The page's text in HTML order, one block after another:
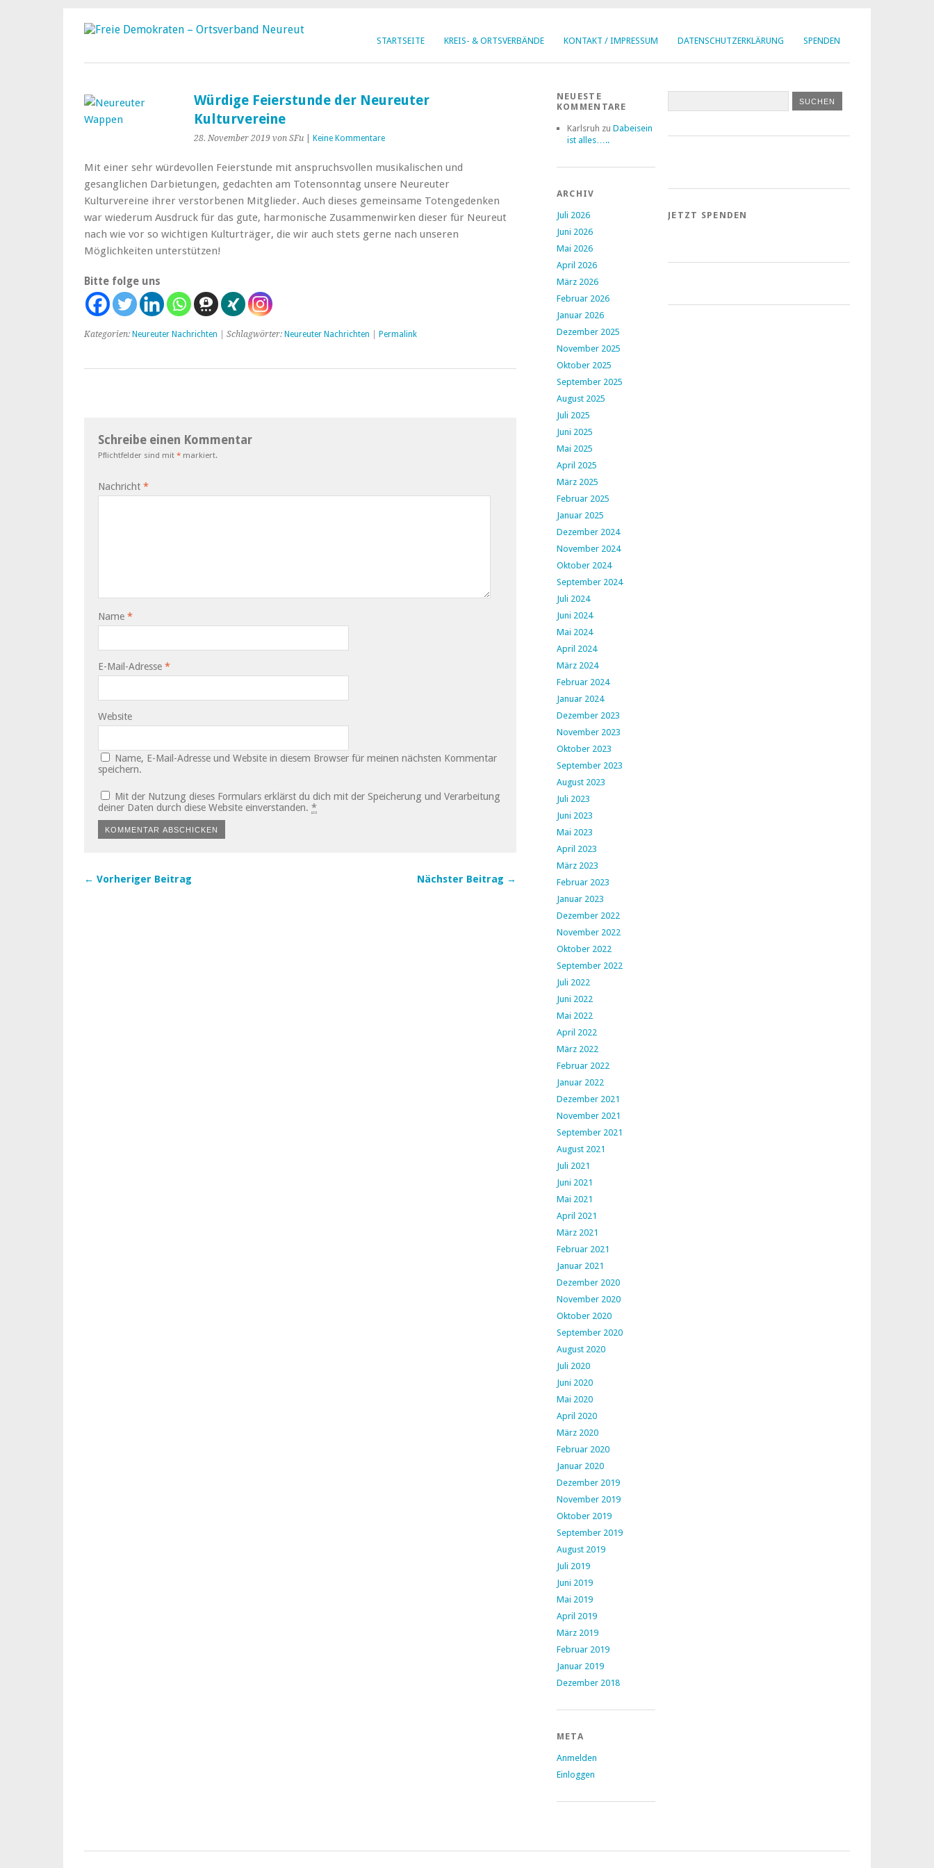
STARTSEITE KREIS- & ORTSVERBÄNDE KONTAKT / IMPRESSUM DATENSCHUTZERKLÄRUNG SPENDEN
Würdige Feierstunde der Neureuter
Kulturvereine
28. November 2019 von SFu| Keine Kommentare
Mit einer sehr würdevollen Feierstunde mit anspruchsvollen musikalischen und
gesanglichen Darbietungen, gedachten am Totensonntag unsere Neureuter
Kulturvereine ihrer verstorbenen Mitglieder. Auch dieses gemeinsame Totengedenken
war wiederum Ausdruck für das gute, harmonische Zusammenwirken dieser für Neureut
nach wie vor so wichtigen Kulturträger, die wir auch stets gerne nach unseren
Möglichkeiten unterstützen!
Bitte folge uns
Kategorien: Neureuter Nachrichten | Schlagwörter: Neureuter Nachrichten Permalink
Schreibe einen Kommentar
Pflichtfelder sind mit * markiert.
Nachricht *
Name *
E-Mail-Adresse *
Website
Name, E-Mail-Adresse und Website in diesem Browser für meinen nächsten Kommentar
speichern.
Mit der Nutzung dieses Formulars erklärst du dich mit der Speicherung und Verarbeitung
deiner Daten durch diese Website einverstanden. *
← Vorheriger Beitrag Nächster Beitrag →
NEUESTE
KOMMENTARE
Karlsruh zu Dabeisein
ist alles…..
ARCHIV
Juli 2026
Juni 2026
Mai 2026
April 2026
März 2026
Februar 2026
Januar 2026
Dezember 2025
November 2025
Oktober 2025
September 2025
August 2025
Juli 2025
Juni 2025
Mai 2025
April 2025
März 2025
Februar 2025
Januar 2025
Dezember 2024
November 2024
Oktober 2024
September 2024
Juli 2024
Juni 2024
Mai 2024
April 2024
März 2024
Februar 2024
Januar 2024
Dezember 2023
November 2023
Oktober 2023
September 2023
August 2023
Juli 2023
Juni 2023
Mai 2023
April 2023
März 2023
Februar 2023
Januar 2023
Dezember 2022
November 2022
Oktober 2022
September 2022
Juli 2022
Juni 2022
Mai 2022
April 2022
März 2022
Februar 2022
Januar 2022
Dezember 2021
November 2021
September 2021
August 2021
Juli 2021
Juni 2021
Mai 2021
April 2021
März 2021
Februar 2021
Januar 2021
Dezember 2020
November 2020
Oktober 2020
September 2020
August 2020
Juli 2020
Juni 2020
Mai 2020
April 2020
März 2020
Februar 2020
Januar 2020
Dezember 2019
November 2019
Oktober 2019
September 2019
August 2019
Juli 2019
Juni 2019
Mai 2019
April 2019
März 2019
Februar 2019
Januar 2019
Dezember 2018
META
Anmelden
Einloggen
JETZT SPENDEN